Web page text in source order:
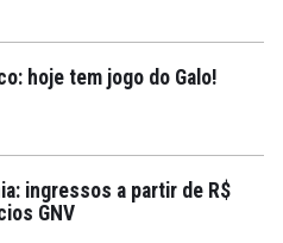
hoje tem jogo do Galo!
ingressos a partir de R$
GNV